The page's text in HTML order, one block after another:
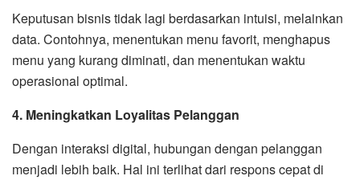
Keputusan bisnis tidak lagi berdasarkan intuisi, melainkan
data. Contohnya, menentukan menu favorit, menghapus
menu yang kurang diminati, dan menentukan waktu
operasional optimal.
4. Meningkatkan Loyalitas Pelanggan
Dengan interaksi digital, hubungan dengan pelanggan
menjadi lebih baik. Hal ini terlihat dari respons cepat di